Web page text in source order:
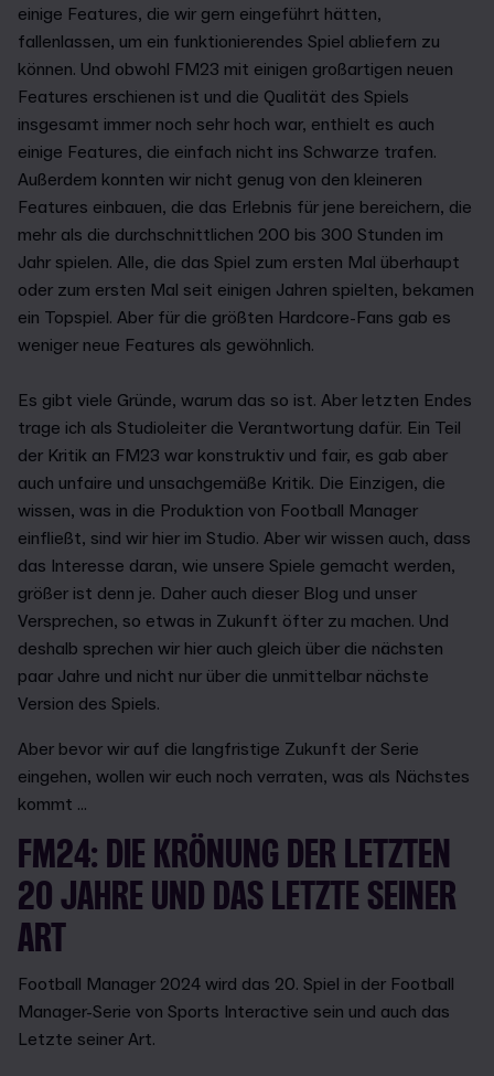
einige Features, die wir gern eingeführt hätten,
fallenlassen, um ein funktionierendes Spiel abliefern zu
können. Und obwohl FM23 mit einigen großartigen neuen
Features erschienen ist und die Qualität des Spiels
insgesamt immer noch sehr hoch war, enthielt es auch
einige Features, die einfach nicht ins Schwarze trafen.
Außerdem konnten wir nicht genug von den kleineren
Features einbauen, die das Erlebnis für jene bereichern, die
mehr als die durchschnittlichen 200 bis 300 Stunden im
Jahr spielen. Alle, die das Spiel zum ersten Mal überhaupt
oder zum ersten Mal seit einigen Jahren spielten, bekamen
ein Topspiel. Aber für die größten Hardcore-Fans gab es
weniger neue Features als gewöhnlich.
Es gibt viele Gründe, warum das so ist. Aber letzten Endes
trage ich als Studioleiter die Verantwortung dafür. Ein Teil
der Kritik an FM23 war konstruktiv und fair, es gab aber
auch unfaire und unsachgemäße Kritik. Die Einzigen, die
wissen, was in die Produktion von Football Manager
einfließt, sind wir hier im Studio. Aber wir wissen auch, dass
das Interesse daran, wie unsere Spiele gemacht werden,
größer ist denn je. Daher auch dieser Blog und unser
Versprechen, so etwas in Zukunft öfter zu machen. Und
deshalb sprechen wir hier auch gleich über die nächsten
paar Jahre und nicht nur über die unmittelbar nächste
Version des Spiels.
Aber bevor wir auf die langfristige Zukunft der Serie
eingehen, wollen wir euch noch verraten, was als Nächstes
kommt ...
FM24: DIE KRÖNUNG DER LETZTEN
20 JAHRE UND DAS LETZTE SEINER
ART
Football Manager 2024 wird das 20. Spiel in der Football
Manager-Serie von Sports Interactive sein und auch das
Letzte seiner Art.